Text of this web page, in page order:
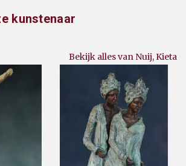
kunstenaar
Bekijk alles van Nuij, Kieta